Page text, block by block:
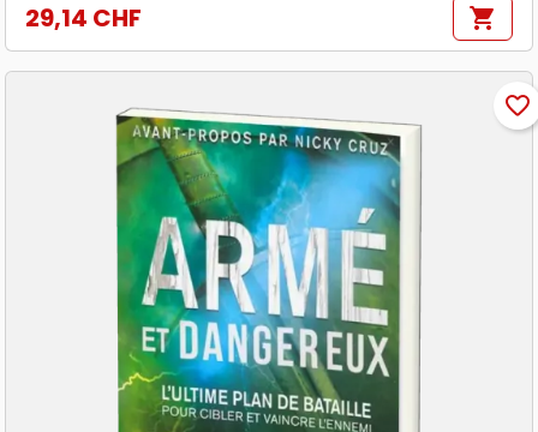
Prix
29,14 CHF shopping_cart
favorite_border